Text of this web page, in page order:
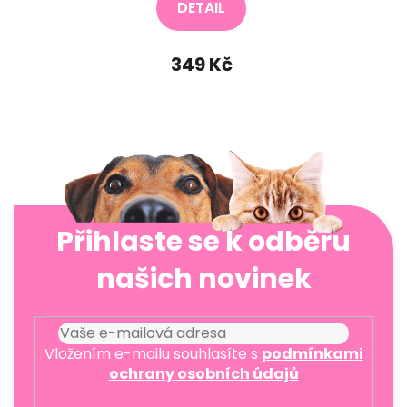
DETAIL
349 Kč
Přihlaste se k odběru
našich novinek
Vložením e-mailu souhlasíte s podmínkami
ochrany osobních údajů